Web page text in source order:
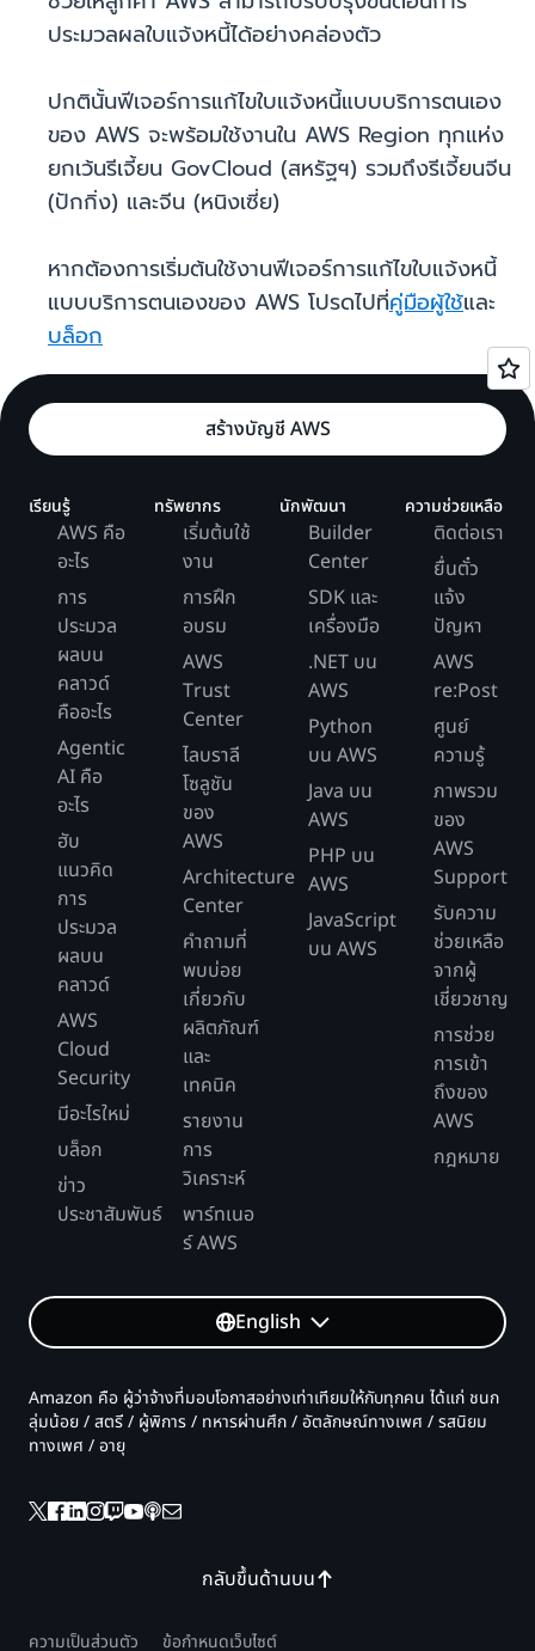
ประมวลผลใบแจ้งหนี้ได้อย่างคล่องตัว
ปกตินั้นฟีเจอร์การแก้ไขใบแจ้งหนี้แบบบริการตนเอง
ของ AWS จะพร้อมใช้งานใน AWS Region ทุกแห่ง
ยกเว้นรีเจี้ยน GovCloud (สหรัฐฯ) รวมถึงรีเจี้ยนจีน
(ปักกิ่ง) และจีน (หนิงเซี่ย)
หากต้องการเริ่มต้นใช้งานฟีเจอร์การแก้ไขใบแจ้งหนี้
แบบบริการตนเองของ AWS โปรดไปที่คู่มือผู้ใช้และ
บล็อก
สร้างบัญชี AWS
เรียนรู้
AWS คือ
อะไร
การ
ประมวล
ผลบน
คลาวด์
คืออะไร
Agentic
AI คือ
อะไร
ฮับ
แนวคิด
การ
ประมวล
ผลบน
คลาวด์
AWS
Cloud
Security
มีอะไรใหม่
บล็อก
ข่าว
ประชาสัมพันธ์
ทรัพยากร
เริ่มต้นใช้
งาน
การฝึก
อบรม
AWS
Trust
Center
ไลบราลี
โซลูชัน
ของ
AWS
Architecture
Center
คำถามที่
พบบ่อย
เกี่ยวกับ
ผลิตภัณฑ์
และ
เทคนิค
รายงาน
การ
วิเคราะห์
พาร์ทเนอ
ร์ AWS
นักพัฒนา
Builder
Center
SDK และ
เครื่องมือ
.NET บน
AWS
Python
บน AWS
Java บน
AWS
PHP บน
AWS
JavaScript
บน AWS
ความช่วยเหลือ
ติดต่อเรา
ยื่นตั๋ว
แจ้ง
ปัญหา
AWS
re:Post
ศูนย์
ความรู้
ภาพรวม
ของ
AWS
Support
รับความ
ช่วยเหลือ
จากผู้
เชี่ยวชาญ
การช่วย
การเข้า
ถึงของ
AWS
กฎหมาย
English
กลับขึ้นด้านบน
Amazon คือ ผู้ว่าจ้างที่มอบโอกาสอย่างเท่าเทียมให้กับทุกคน ได้แก่ ชนก
ลุ่มน้อย / สตรี / ผู้พิการ / ทหารผ่านศึก / อัตลักษณ์ทางเพศ / รสนิยม
ทางเพศ / อายุ
ความเป็นส่วนตัว ข้อกำหนดเว็บไซต์